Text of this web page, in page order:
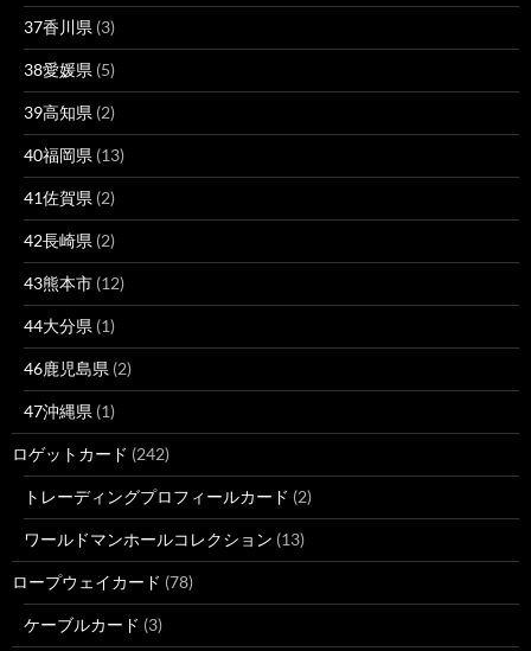
37香川県 (3)
38愛媛県 (5)
39高知県 (2)
40福岡県 (13)
41佐賀県 (2)
42長崎県 (2)
43熊本市 (12)
44大分県 (1)
46鹿児島県 (2)
47沖縄県 (1)
ロゲットカード (242)
トレーディングプロフィールカード (2)
ワールドマンホールコレクション (13)
ロープウェイカード (78)
ケーブルカード (3)